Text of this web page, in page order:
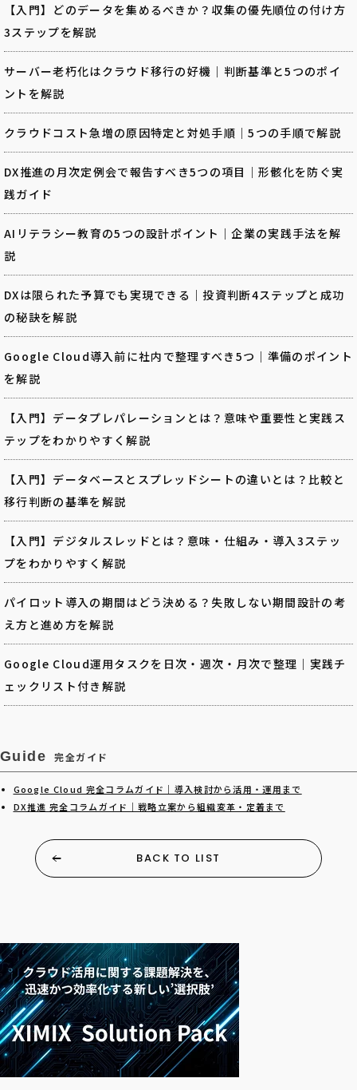
【入門】どのデータを集めるべきか？収集の優先順位の付け方
3ステップを解説
サーバー老朽化はクラウド移行の好機｜判断基準と5つのポイ
ントを解説
クラウドコスト急増の原因特定と対処手順｜5つの手順で解説
DX推進の月次定例会で報告すべき5つの項目｜形骸化を防ぐ実
践ガイド
AIリテラシー教育の5つの設計ポイント｜企業の実践手法を解
説
DXは限られた予算でも実現できる｜投資判断4ステップと成功
の秘訣を解説
Google Cloud導入前に社内で整理すべき5つ｜準備のポイント
を解説
【入門】データプレパレーションとは？意味や重要性と実践ス
テップをわかりやすく解説
【入門】データベースとスプレッドシートの違いとは？比較と
移行判断の基準を解説
【入門】デジタルスレッドとは？意味・仕組み・導入3ステッ
プをわかりやすく解説
パイロット導入の期間はどう決める？失敗しない期間設計の考
え方と進め方を解説
Google Cloud運用タスクを日次・週次・月次で整理｜実践チ
ェックリスト付き解説
Guide 完全ガイド
Google Cloud 完全コラムガイド｜導入検討から活用・運用まで
DX推進 完全コラムガイド｜戦略立案から組織変革・定着まで
BACK TO LIST